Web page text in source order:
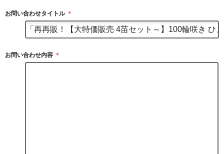
お問い合わせタイトル ＊
お問い合わせ内容 ＊